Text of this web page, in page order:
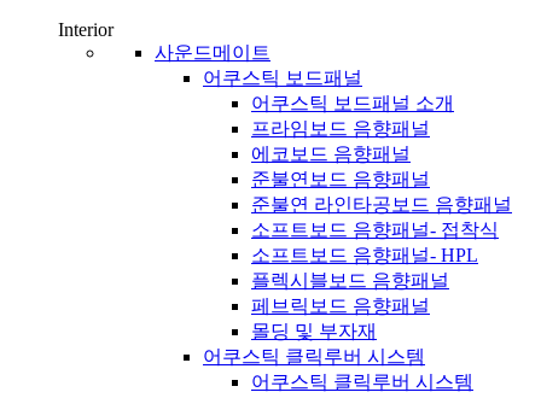
Interior
사운드메이트
어쿠스틱 보드패널
어쿠스틱 보드패널 소개
프라임보드 음향패널
에코보드 음향패널
준불연보드 음향패널
준불연 라인타공보드 음향패널
소프트보드 음향패널- 접착식
소프트보드 음향패널- HPL
플렉시블보드 음향패널
페브릭보드 음향패널
몰딩 및 부자재
어쿠스틱 클릭루버 시스템
어쿠스틱 클릭루버 시스템